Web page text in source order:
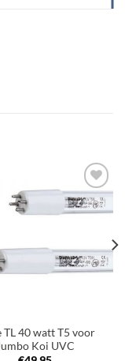
Toevoegen
aan
TL 40 watt T5 voor
Koi UVC